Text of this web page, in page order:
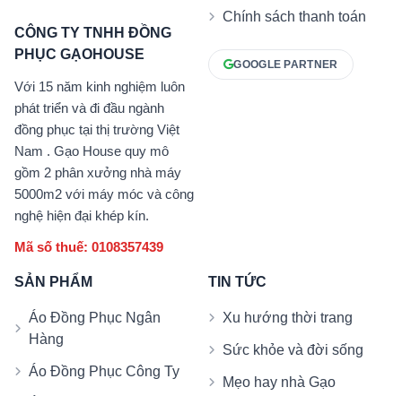
CÔNG TY TNHH ĐỒNG
PHỤC GẠOHOUSE
Với 15 năm kinh nghiệm luôn
phát triển và đi đầu ngành
đồng phục tại thị trường Việt
Nam . Gạo House quy mô
gồm 2 phân xưởng nhà máy
5000m2 với máy móc và công
nghệ hiện đại khép kín.
Mã số thuế: 0108357439
Chính sách thanh toán
GOOGLE PARTNER
SẢN PHẨM
Áo Đồng Phục Ngân
Hàng
Áo Đồng Phục Công Ty
TIN TỨC
Xu hướng thời trang
Sức khỏe và đời sống
Mẹo hay nhà Gạo